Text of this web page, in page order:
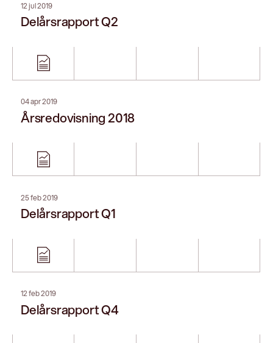
12 feb 2019
Delårsrapport Q4
23 okt 2018
Delårsrapport Q3
13 jul 2018
Interim report Q2
24 apr 2018
Delårsrapport Q1
Lasernet is now a standalone business
separate from Formpipe
Learn what's changed
Vår webbplats använder inte cookies.